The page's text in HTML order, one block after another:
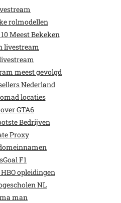
rolmodellen
Meest Bekeken
livestream
meest gevolgd
Nederland
locaties
GTA6
Bedrijven
Proxy
F1
opleidingen
NL
man